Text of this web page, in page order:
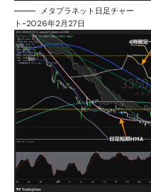
メタプラネット日足チャー
ト-2026年2月27日